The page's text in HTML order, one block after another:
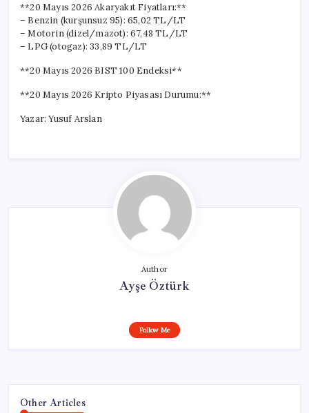
**20 Mayıs 2026 Akaryakıt Fiyatları:**
– Benzin (kurşunsuz 95): 65,02 TL/LT
– Motorin (dizel/mazot): 67,48 TL/LT
– LPG (otogaz): 33,89 TL/LT
**20 Mayıs 2026 BIST 100 Endeksi**
**20 Mayıs 2026 Kripto Piyasası Durumu:**
Yazar: Yusuf Arslan
Author
Ayşe Öztürk
Follow Me
Other Articles